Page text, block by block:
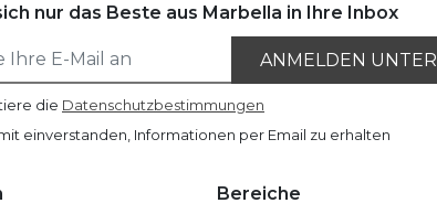
nur das Beste aus Marbella in Ihre Inbox
ANMELDEN UNTER
die Datenschutzbestimmungen
einverstanden, Informationen per Email zu erhalten
Bereiche